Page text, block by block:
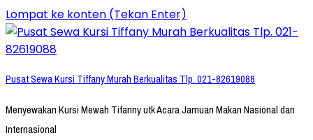
Lompat ke konten (Tekan Enter)
Pusat Sewa Kursi Tiffany Murah Berkualitas Tlp. 021-82619088
Menyewakan Kursi Mewah Tifanny utk Acara Jamuan Makan Nasional dan
Internasional